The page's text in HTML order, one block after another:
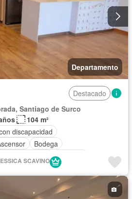
Departamento
Destacado
Santiago de Surco
104 m²
discapacidad
Bodega
Cochera
SCAVINO